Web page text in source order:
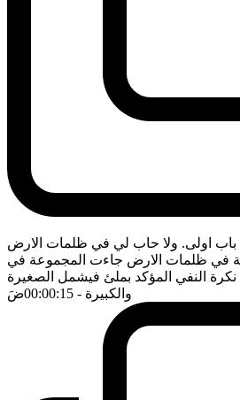
باب اولى. ولا حاب لي في ظلمات الارض
في ظلمات الارض جاءت المجموعة في
النفي المؤكد بملئ فيشمل الصغيرة
والكبيرة - 00:00:15 ضَ